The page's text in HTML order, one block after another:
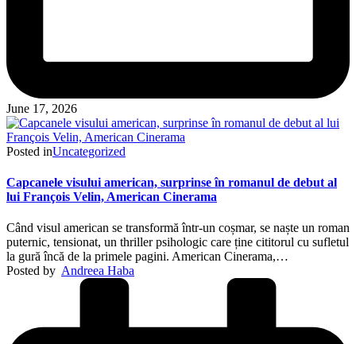
June 17, 2026
Posted inUncategorized
Capcanele visului american, surprinse în romanul de debut al
lui François Velin, American Cinerama
Când visul american se transformă într-un coșmar, se naște un roman
puternic, tensionat, un thriller psihologic care ține cititorul cu sufletul
la gură încă de la primele pagini. American Cinerama,…
Posted by Andreea Haba